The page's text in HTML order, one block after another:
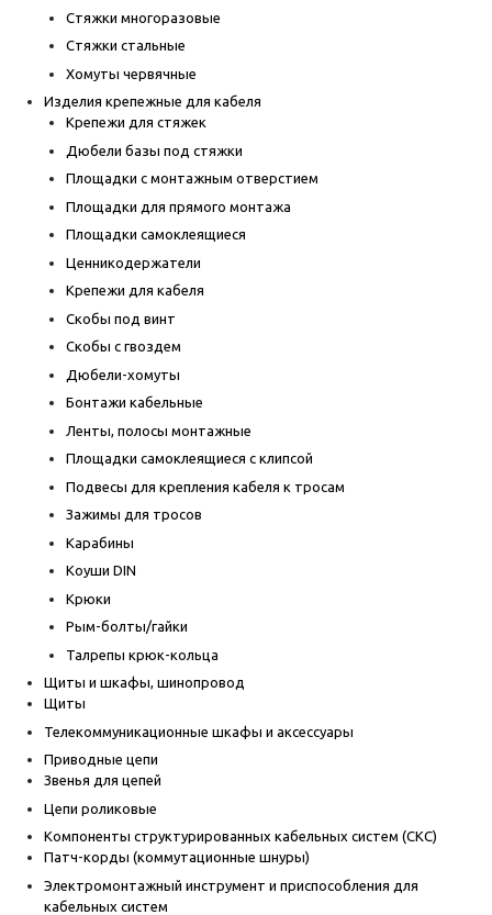
Стяжки многоразовые
Стяжки стальные
Хомуты червячные
Изделия крепежные для кабеля
Крепежи для стяжек
Дюбели базы под стяжки
Площадки с монтажным отверстием
Площадки для прямого монтажа
Площадки самоклеящиеся
Ценникодержатели
Крепежи для кабеля
Скобы под винт
Скобы с гвоздем
Дюбели-хомуты
Бонтажи кабельные
Ленты, полосы монтажные
Площадки самоклеящиеся с клипсой
Подвесы для крепления кабеля к тросам
Зажимы для тросов
Карабины
Коуши DIN
Крюки
Рым-болты/гайки
Талрепы крюк-кольца
Щиты и шкафы, шинопровод
Щиты
Телекоммуникационные шкафы и аксессуары
Приводные цепи
Звенья для цепей
Цепи роликовые
Компоненты структурированных кабельных систем (СКС)
Патч-корды (коммутационные шнуры)
Электромонтажный инструмент и приспособления для
кабельных систем